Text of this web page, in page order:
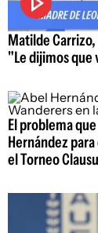
Matilde
"Le dijimos que
El problema
Hernández
el Torneo